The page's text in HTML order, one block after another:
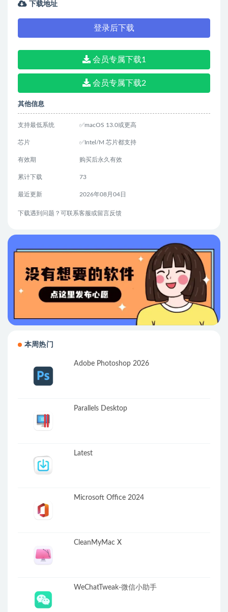
下载地址
登录后下载
会员专属下载1
会员专属下载2
其他信息
支持最低系统 ✅macOS 13.0或更高
芯片 ✅Intel/M 芯片都支持
有效期 购买后永久有效
累计下载 73
最近更新 2026年08月04日
下载遇到问题？可联系客服或留言反馈
本周热门
Adobe Photoshop 2026
Parallels Desktop
Latest
Microsoft Office 2024
CleanMyMac X
WeChatTweak-微信小助手